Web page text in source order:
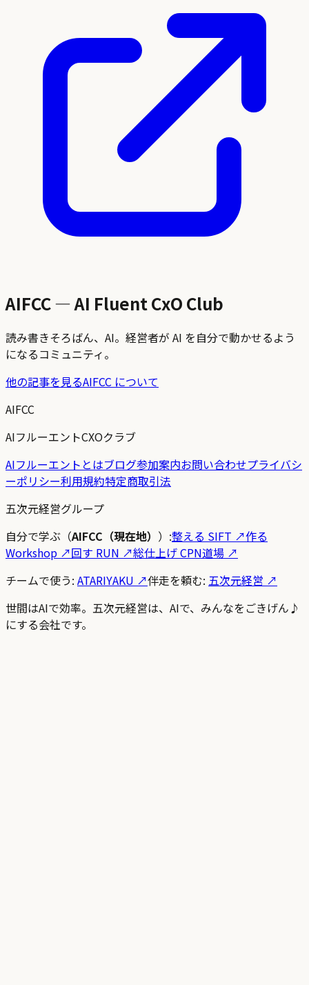
AIFCC — AI Fluent CxO Club
読み書きそろばん、AI。経営者が AI を自分で動かせるよう
になるコミュニティ。
他の記事を見るAIFCC について
AIFCC
AIフルーエントCXOクラブ
AIフルーエントとはブログ参加案内お問い合わせプライバシ
ーポリシー利用規約特定商取引法
五次元経営グループ
自分で学ぶ（AIFCC（現在地） ）:整える SIFT ↗作る
Workshop ↗回す RUN ↗総仕上げ CPN道場 ↗
チームで使う: ATARIYAKU ↗伴走を頼む: 五次元経営 ↗
世間はAIで効率。五次元経営は、AIで、みんなをごきげん♪
にする会社です。